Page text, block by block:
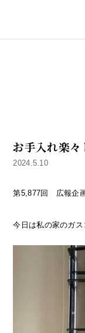
お手入れ楽々
2024.5.10
第5,877回 広報企画
今日は私の家のガス